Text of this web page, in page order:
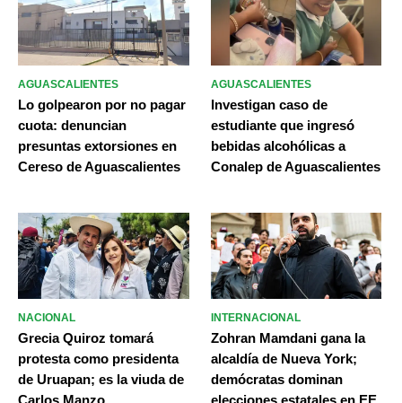
AGUASCALIENTES
Lo golpearon por no pagar
cuota: denuncian
presuntas extorsiones en
Cereso de Aguascalientes
AGUASCALIENTES
Investigan caso de
estudiante que ingresó
bebidas alcohólicas a
Conalep de Aguascalientes
NACIONAL
Grecia Quiroz tomará
protesta como presidenta
de Uruapan; es la viuda de
Carlos Manzo
INTERNACIONAL
Zohran Mamdani gana la
alcaldía de Nueva York;
demócratas dominan
elecciones estatales en EE.